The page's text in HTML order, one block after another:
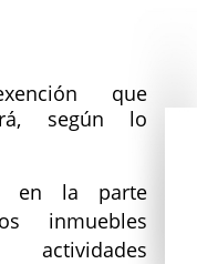
que
según lo
en la parte
inmuebles